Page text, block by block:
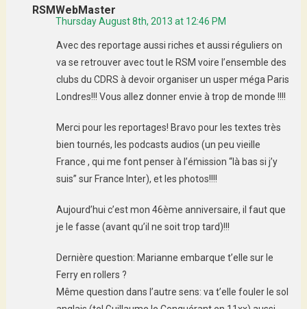
RSMWebMaster
Thursday August 8th, 2013 at 12:46 PM
Avec des reportage aussi riches et aussi réguliers on
va se retrouver avec tout le RSM voire l’ensemble des
clubs du CDRS à devoir organiser un usper méga Paris
Londres!!! Vous allez donner envie à trop de monde !!!!
Merci pour les reportages! Bravo pour les textes très
bien tournés, les podcasts audios (un peu vieille
France , qui me font penser à l’émission “là bas si j’y
suis” sur France Inter), et les photos!!!!
Aujourd’hui c’est mon 46ème anniversaire, il faut que
je le fasse (avant qu’il ne soit trop tard)!!!
Dernière question: Marianne embarque t’elle sur le
Ferry en rollers ?
Même question dans l’autre sens: va t’elle fouler le sol